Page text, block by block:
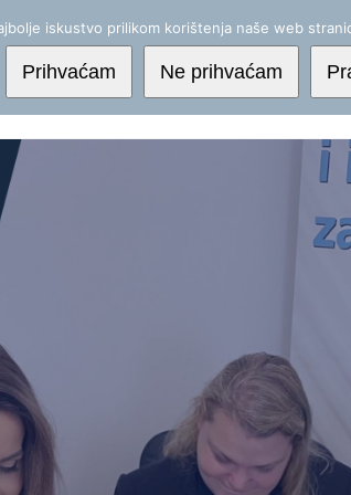
Početna
iskustvo prilikom korištenja naše web
Prihvaćam Ne prihvaćam